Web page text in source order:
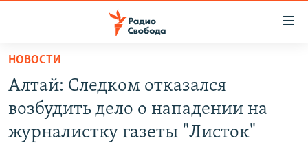
упрощенного
доступа
Вернуться
основному
ПОДКАСТЫ
АВТОРСКИЕ ПРОЕКТЫ
НОВОСТИ
Алтай: Следком отказался
возбудить дело о нападении на
журналистку газеты "Листок"